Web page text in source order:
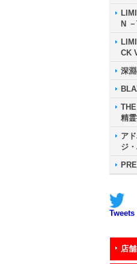
N
CK
深
精
ア
ジ
店